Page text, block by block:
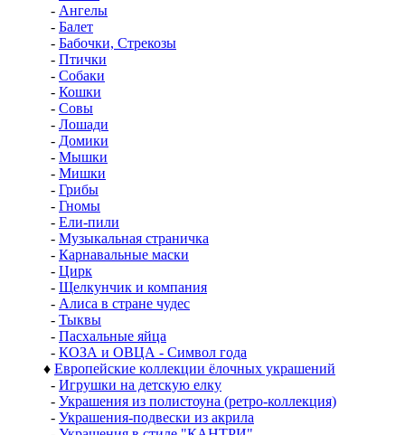
- Ангелы
- Балет
- Бабочки, Стрекозы
- Птички
- Собаки
- Кошки
- Совы
- Лошади
- Домики
- Мышки
- Мишки
- Грибы
- Гномы
- Ели-пили
- Музыкальная страничка
- Карнавальные маски
- Цирк
- Щелкунчик и компания
- Алиса в стране чудес
- Тыквы
- Пасхальные яйца
- КОЗА и ОВЦА - Символ года
♦ Европейские коллекции ёлочных украшений
- Игрушки на детскую елку
- Украшения из полистоуна (ретро-коллекция)
- Украшения-подвески из акрила